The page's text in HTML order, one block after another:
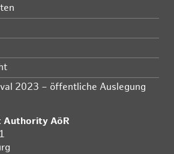
2023 – öffentliche Auslegung
Authority AöR